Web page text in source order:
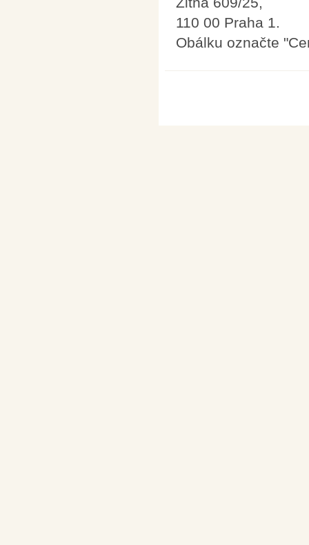
110 00 Praha 1.
Obálku označte